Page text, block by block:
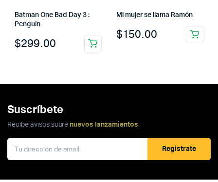
Batman One Bad Day 3 :
Penguin
$299.00
Mi mujer se llama Ramón
$150.00
Suscríbete
Recibe avisos sobre nuevos lanzamientos.
Registrate